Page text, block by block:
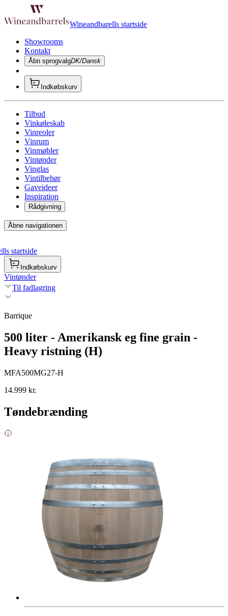
Wineandbarells startside
Showrooms
Kontakt
Åbn sprogvalgDK/Dansk
Indkøbskurv
Tilbud
Vinkøleskab
Vinreoler
Vinrum
Vinmøbler
Vintønder
Vinglas
Vintilbehør
Gaveideer
Inspiration
Rådgivning
Åbne navigationen
startside
Indkøbskurv
Vintønder
Til fadlagring
Barrique
500 liter - Amerikansk eg fine grain -
Heavy ristning (H)
MFA500MG27-H
14.999 kr.
Tøndebrænding